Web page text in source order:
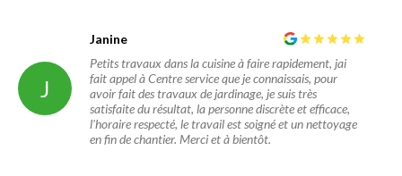
J
Janine
Petits travaux dans la cuisine à faire rapidement, jai
fait appel à Centre service que je connaissais, pour
avoir fait des travaux de jardinage, je suis très
satisfaite du résultat, la personne discrète et efficace,
l'horaire respecté, le travail est soigné et un nettoyage
en fin de chantier. Merci et à bientôt.